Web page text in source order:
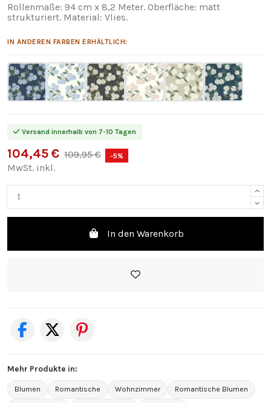
Rollenmaße: 94 cm x 8,2 Meter. Oberfläche: matt
strukturiert. Material: Vlies.
IN ANDEREN FARBEN ERHÄLTLICH:
Versand innerhalb von 7-10 Tagen
104,45 € 109,95 € -5%
MwSt. inkl.
In den Warenkorb
Mehr Produkte in:
Blumen Romantische Wohnzimmer Romantische Blumen